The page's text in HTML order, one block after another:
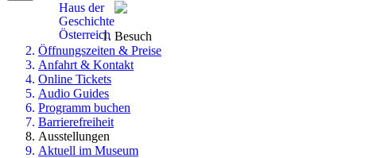
Haus der
Geschichte
Österreich Besuch
Öffnungszeiten & Preise
Anfahrt & Kontakt
Online Tickets
Audio Guides
Programm buchen
Barrierefreiheit
Ausstellungen
Aktuell im Museum